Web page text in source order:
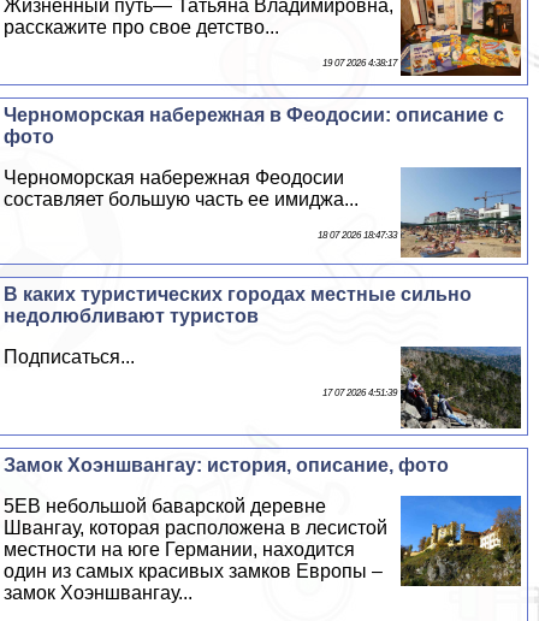
Жизненный путь— Татьяна Владимировна,
расскажите про свое детство...
19 07 2026 4:38:17
Черноморская набережная в Феодосии: описание с
фото
Черноморская набережная Феодосии
составляет большую часть ее имиджа...
18 07 2026 18:47:33
В каких туристических городах местные сильно
недолюбливают туристов
Подписаться...
17 07 2026 4:51:39
Замок Хоэншвангау: история, описание, фото
5EВ небольшой баварской деревне
Швангау, которая расположена в лесистой
местности на юге Германии, находится
один из самых красивых замков Европы –
замок Хоэншвангау...